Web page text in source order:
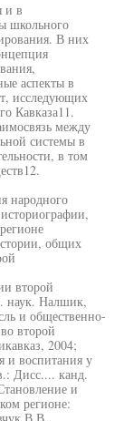
и в
школьного
В них
аспекты в
исследующих
Кавказа11.
между
системы в
в том
народного
общих
второй
наук. Налшик,
и общественно-
второй
2004;
и воспитания у
Дисс.... канд.
и
регионе: